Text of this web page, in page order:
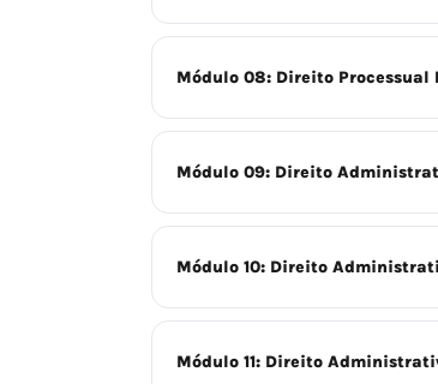
Módulo 08: Direito
Módulo 09: Direito
Módulo 10: Direito
Módulo 11: Direito